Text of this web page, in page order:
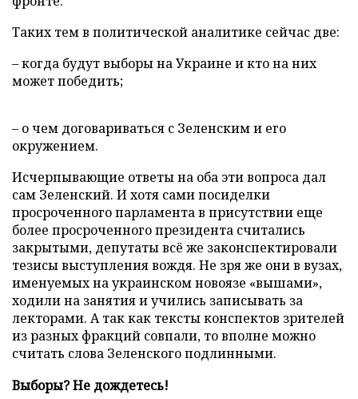
Таких тем в политической аналитике сейчас две:
– когда будут выборы на Украине и кто на них
может победить;
– о чем договариваться с Зеленским и его
окружением.
Исчерпывающие ответы на оба эти вопроса дал
сам Зеленский. И хотя сами посиделки
просроченного парламента в присутствии еще
более просроченного президента считались
закрытыми, депутаты всё же законспектировали
тезисы выступления вождя. Не зря же они в вузах,
именуемых на украинском новоязе «вышами»,
ходили на занятия и учились записывать за
лекторами. А так как тексты конспектов зрителей
из разных фракций совпали, то вполне можно
считать слова Зеленского подлинными.
Выборы? Не дождетесь!